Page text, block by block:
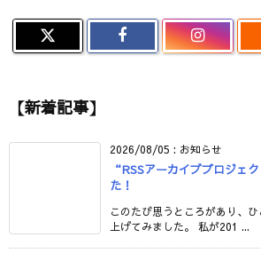
【新着記事】
2026/08/05 : お知らせ
“RSSアーカイブプロジェ
た！
このたび思うところがあり、
上げてみました。 私が201 ...